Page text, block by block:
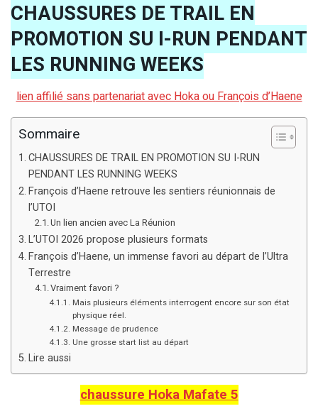
CHAUSSURES DE TRAIL EN
PROMOTION SU I-RUN PENDANT
LES RUNNING WEEKS
lien affilié sans partenariat avec Hoka ou François d’Haene
Sommaire
CHAUSSURES DE TRAIL EN PROMOTION SU I-RUN
PENDANT LES RUNNING WEEKS
François d’Haene retrouve les sentiers réunionnais de
l’UTOI
Un lien ancien avec La Réunion
L’UTOI 2026 propose plusieurs formats
François d’Haene, un immense favori au départ de l’Ultra
Terrestre
Vraiment favori ?
Mais plusieurs éléments interrogent encore sur son état
physique réel.
Message de prudence
Une grosse start list au départ
Lire aussi
chaussure Hoka Mafate 5